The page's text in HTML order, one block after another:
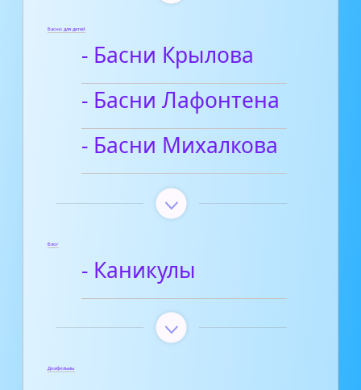
Басни для детей
- Басни Крылова
- Басни Лафонтена
- Басни Михалкова
Блог
- Каникулы
Диафильмы